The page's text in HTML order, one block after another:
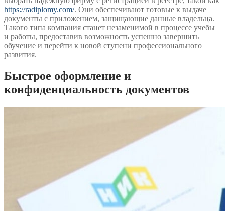
https://radiplomy.com/. Они обеспечивают готовые к выдаче
документы с приложением, защищающие данные владельца.
Такого типа компания станет незаменимой в процессе учебы
и работы, предоставив возможность успешно завершить
обучение и перейти к новой ступени профессионального
развития.
Быстрое оформление и
конфиденциальность документов